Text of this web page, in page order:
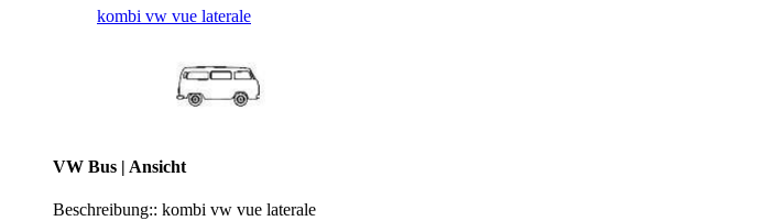
kombi vw vue laterale
VW Bus | Ansicht
Beschreibung:: kombi vw vue laterale